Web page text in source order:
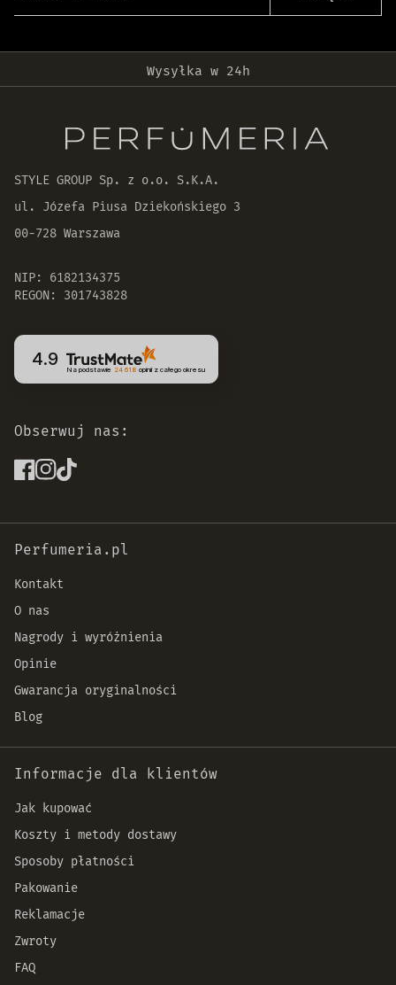
Wysyłka w 24h
30 dni na zwrot zamówienia
STYLE GROUP Sp. z o.o. S.K.A.
ul. Józefa Piusa Dziekońskiego 3
00-728 Warszawa
NIP: 6182134375
REGON: 301743828
4.9
Na podstawie 24 618 opinii z całego okresu
Obserwuj nas:
Perfumeria.pl
Kontakt
O nas
Nagrody i wyróżnienia
Opinie
Gwarancja oryginalności
Blog
Informacje dla klientów
Jak kupować
Koszty i metody dostawy
Sposoby płatności
Pakowanie
Reklamacje
Zwroty
FAQ